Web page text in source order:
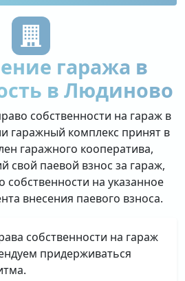
гаража в
в Людиново
собственности на гараж в
гаражный комплекс принят в
гаражного кооператива,
свой паевой взнос за гараж,
собственности на указанное
внесения паевого взноса.
собственности на гараж
придерживаться